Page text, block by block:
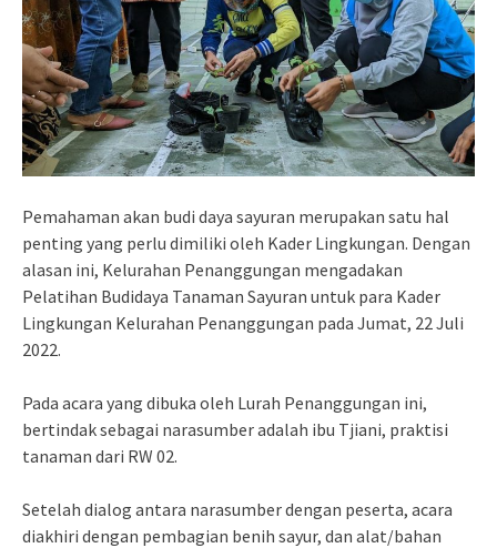
Pemahaman akan budi daya sayuran merupakan satu hal
penting yang perlu dimiliki oleh Kader Lingkungan. Dengan
alasan ini, Kelurahan Penanggungan mengadakan
Pelatihan Budidaya Tanaman Sayuran untuk para Kader
Lingkungan Kelurahan Penanggungan pada Jumat, 22 Juli
2022.
Pada acara yang dibuka oleh Lurah Penanggungan ini,
bertindak sebagai narasumber adalah ibu Tjiani, praktisi
tanaman dari RW 02.
Setelah dialog antara narasumber dengan peserta, acara
diakhiri dengan pembagian benih sayur, dan alat/bahan